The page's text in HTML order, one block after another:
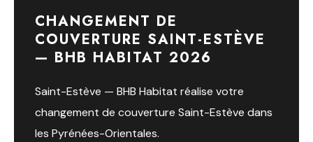
CHANGEMENT DE
COUVERTURE SAINT-ESTÈVE
— BHB HABITAT 2026
Saint-Estève — BHB Habitat réalise votre
changement de couverture Saint-Estève dans
les Pyrénées-Orientales.